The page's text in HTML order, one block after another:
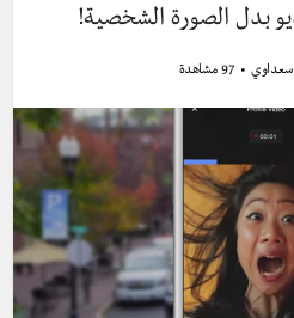
بدل الصورة الشخصية!
سعداوي 97 مشاهدة